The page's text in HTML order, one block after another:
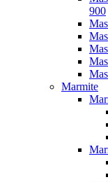
900
Marmite